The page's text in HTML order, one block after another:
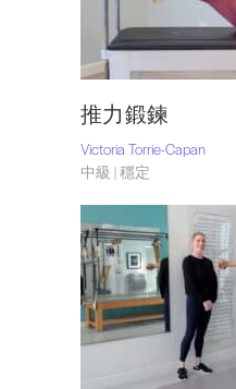
推力鍛鍊
Victoria Torrie-Capan
中級 | 穩定